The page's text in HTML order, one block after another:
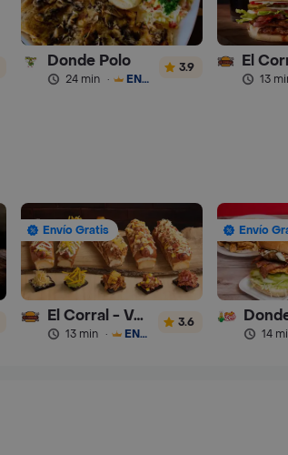
Donde Polo
24 min · ENVÍO GRATIS
3.9
13
Envío Gratis
El Corral - Vaqueros
13 min · ENVÍO GRATIS
3.6
Envío
14